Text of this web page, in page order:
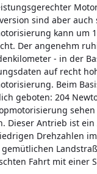
sind aber
kann um
Der angenehm
- in der
auf recht
Beim
geboten: 204
Dieser Antrieb ist
Drehzahlen
Fahrt mit einer